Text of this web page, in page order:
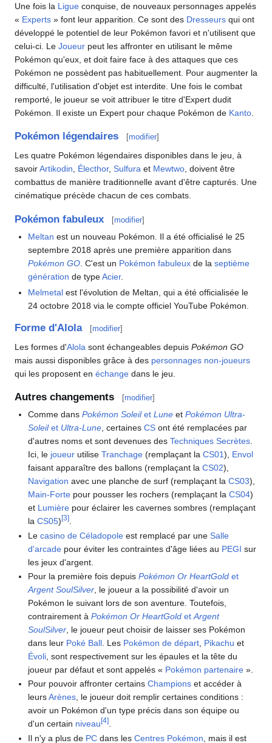
Une fois la Ligue conquise, de nouveaux personnages appelés
« Experts » font leur apparition. Ce sont des Dresseurs qui ont
développé le potentiel de leur Pokémon favori et n'utilisent que
celui-ci. Le Joueur peut les affronter en utilisant le même
Pokémon qu'eux, et doit faire face à des attaques que ces
Pokémon ne possèdent pas habituellement. Pour augmenter la
difficulté, l'utilisation d'objet est interdite. Une fois le combat
remporté, le joueur se voit attribuer le titre d'Expert dudit
Pokémon. Il existe un Expert pour chaque Pokémon de Kanto
Pokémon légendaires [modifier]
Les quatre Pokémon légendaires disponibles dans le jeu, à
savoirArtikodin Électhor, Sulfura et Mewtwo , doivent être
combattus de manière traditionnelle avant d'être capturés. Une
cinématique précède chacun de ces combats.
Pokémon fabuleux [modifier]
Meltan est un nouveau Pokémon. Il a été officialisé le 25
septembre 2018 après une première apparition dans
Pokémon GO . C'est un Pokémon fabuleux de laseptième
génération de typeAcier.
Melmetal est l'évolution de Meltan, qui a été officialisée le
24 octobre 2018 via le compte officiel YouTube Pokémon.
Forme d'Alola [modifier]
Les formes d'Alola sont échangeables depuis Pokémon GO
mais aussi disponibles grâce à des personnages non-joueurs
qui les proposent en échange dans le jeu.
Autres changements [modifier]
Comme dansPokémon SoleiletLune etPokémon Ultra-
Soleilet Ultra-Lune , certainesCS ont été remplacées par
d'autres noms et sont devenues desTechniques Secrètes
Ici, le joueur utiliseTranchage (remplaçant laCS01), Envol
faisant apparaître des ballons (remplaçant laCS02),
Navigation avec une planche de surf (remplaçant laCS03),
Main-Forte pour pousser les rochers (remplaçant laCS04)
et Lumière pour éclairer les cavernes sombres (remplaçant
laCS05)[3]
Lecasino de Céladopole est remplacé par uneSalle
d'arcade pour éviter les contraintes d'âge liées au PEGI sur
les jeux d'argent.
Pour la première fois depuisPokémon Or HeartGold et
Argent SoulSilver , le joueur a la possibilité d'avoir un
Pokémon le suivant lors de son aventure. Toutefois,
contrairement àPokémon Or HeartGold etArgent
SoulSilver , le joueur peut choisir de laisser ses Pokémon
dans leur Poké Ball . Les Pokémon de départ Pikachu et
Évoli , sont respectivement sur les épaules et la tête du
joueur par défaut et sont appelés « Pokémon partenaire ».
Pour pouvoir affronter certainsChampions et accéder à
leursArènes, le joueur doit remplir certaines conditions :
avoir un Pokémon d'un type précis dans son équipe ou
d'un certain niveau[4].
Il n'y a plus de PC dans lesCentres Pokémon , mais il est